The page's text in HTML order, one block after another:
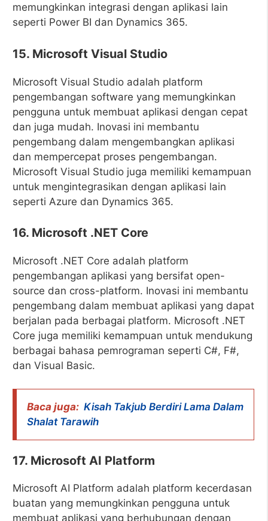
memungkinkan integrasi dengan aplikasi lain
seperti Power BI dan Dynamics 365.
15. Microsoft Visual Studio
Microsoft Visual Studio adalah platform
pengembangan software yang memungkinkan
pengguna untuk membuat aplikasi dengan cepat
dan juga mudah. Inovasi ini membantu
pengembang dalam mengembangkan aplikasi
dan mempercepat proses pengembangan.
Microsoft Visual Studio juga memiliki kemampuan
untuk mengintegrasikan dengan aplikasi lain
seperti Azure dan Dynamics 365.
16. Microsoft .NET Core
Microsoft .NET Core adalah platform
pengembangan aplikasi yang bersifat open-
source dan cross-platform. Inovasi ini membantu
pengembang dalam membuat aplikasi yang dapat
berjalan pada berbagai platform. Microsoft .NET
Core juga memiliki kemampuan untuk mendukung
berbagai bahasa pemrograman seperti C#, F#,
dan Visual Basic.
Baca juga: Kisah Takjub Berdiri Lama Dalam
Shalat Tarawih
17. Microsoft AI Platform
Microsoft AI Platform adalah platform kecerdasan
buatan yang memungkinkan pengguna untuk
membuat aplikasi yang berhubungan dengan